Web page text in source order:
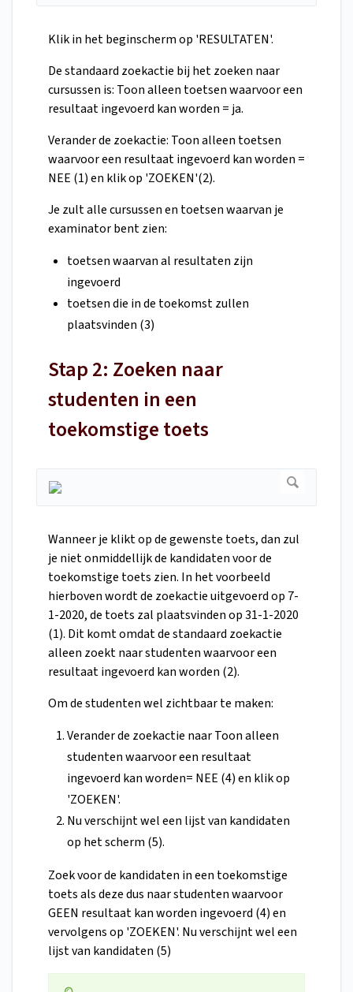
Klik in het beginscherm op 'RESULTATEN'.
De standaard zoekactie bij het zoeken naar
cursussen is: Toon alleen toetsen waarvoor een
resultaat ingevoerd kan worden = ja.
Verander de zoekactie: Toon alleen toetsen
waarvoor een resultaat ingevoerd kan worden =
NEE (1) en klik op 'ZOEKEN'(2).
Je zult alle cursussen en toetsen waarvan je
examinator bent zien:
toetsen waarvan al resultaten zijn
ingevoerd
toetsen die in de toekomst zullen
plaatsvinden (3)
Stap 2: Zoeken naar
studenten in een
toekomstige toets
Wanneer je klikt op de gewenste toets, dan zul
je niet onmiddellijk de kandidaten voor de
toekomstige toets zien. In het voorbeeld
hierboven wordt de zoekactie uitgevoerd op 7-
1-2020, de toets zal plaatsvinden op 31-1-2020
(1). Dit komt omdat de standaard zoekactie
alleen zoekt naar studenten waarvoor een
resultaat ingevoerd kan worden (2).
Om de studenten wel zichtbaar te maken:
Verander de zoekactie naar Toon alleen
studenten waarvoor een resultaat
ingevoerd kan worden= NEE (4) en klik op
'ZOEKEN'.
Nu verschijnt wel een lijst van kandidaten
op het scherm (5).
Zoek voor de kandidaten in een toekomstige
toets als deze dus naar studenten waarvoor
GEEN resultaat kan worden ingevoerd (4) en
vervolgens op 'ZOEKEN'. Nu verschijnt wel een
lijst van kandidaten (5)